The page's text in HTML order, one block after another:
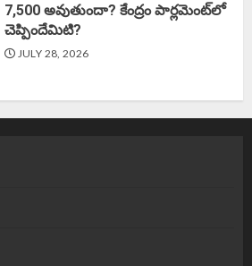
7,500 అవుతుందా? కేంద్రం పార్లమెంట్‌లో
చెప్పిందేమిటి?
JULY 28, 2026